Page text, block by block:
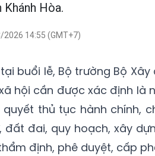
Khánh Hòa.
14:55 (GMT+7)
buổi lễ, Bộ trường Bộ
hội cần được xác định là
quyết thủ tục hành chính,
đất đai, quy hoạch, xây
định, phê duyệt, cấp